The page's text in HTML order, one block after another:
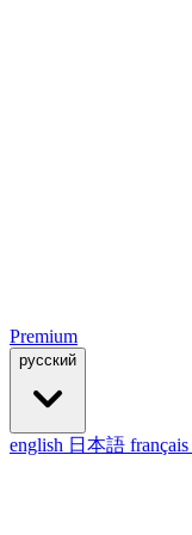
Premium
русский
english 日本語 français